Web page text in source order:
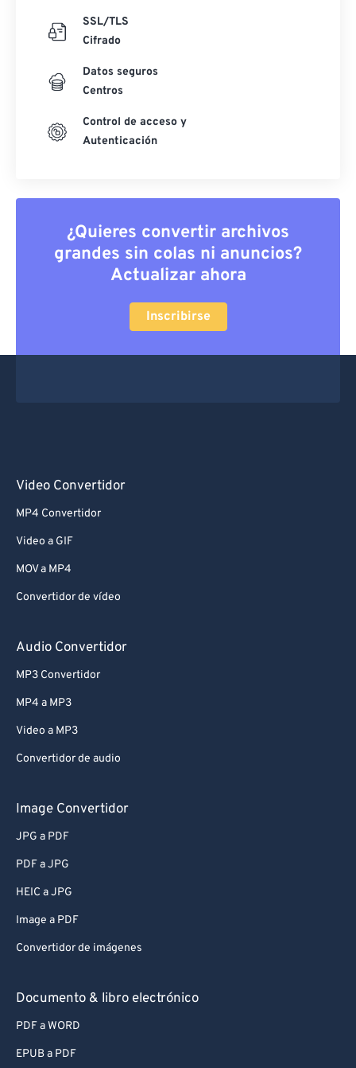
SSL/TLS
Cifrado
Datos seguros
Centros
Control de acceso y
Autenticación
¿Quieres convertir archivos
grandes sin colas ni anuncios?
Actualizar ahora
Inscribirse
Video Convertidor
MP4 Convertidor
Video a GIF
MOV a MP4
Convertidor de vídeo
Audio Convertidor
MP3 Convertidor
MP4 a MP3
Video a MP3
Convertidor de audio
Image Convertidor
JPG a PDF
PDF a JPG
HEIC a JPG
Image a PDF
Convertidor de imágenes
Documento & libro electrónico
PDF a WORD
EPUB a PDF